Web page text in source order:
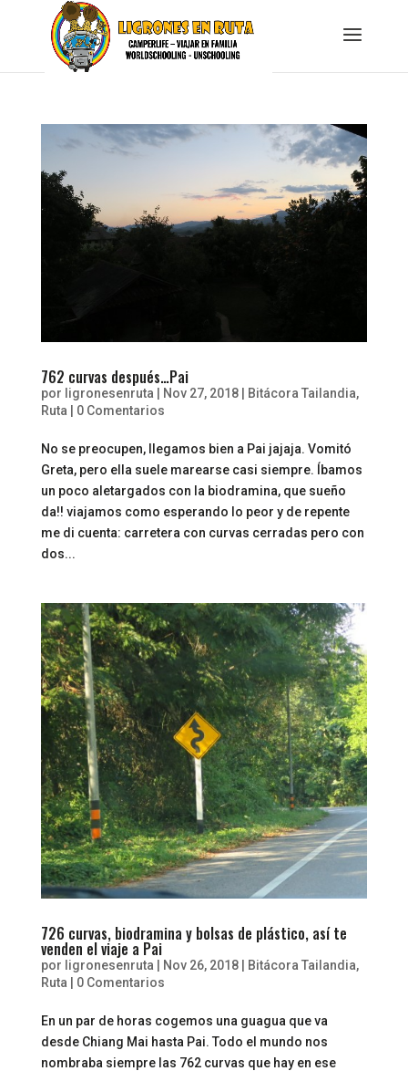
762 curvas después…Pai
por ligronesenruta Nov 27, 2018| Bitácora Tailandia,
Ruta
0 Comentarios
No se preocupen, llegamos bien a Pai jajaja. Vomitó
Greta, pero ella suele marearse casi siempre. Íbamos
un poco aletargados con la biodramina, que sueño
da!! viajamos como esperando lo peor y de repente
me di cuenta: carretera con curvas cerradas pero con
dos...
726 curvas, biodramina y bolsas de plástico, así te
venden el viaje a Pai
por ligronesenruta Nov 26, 2018| Bitácora Tailandia,
Ruta
0 Comentarios
En un par de horas cogemos una guagua que va
desde Chiang Mai hasta Pai. Todo el mundo nos
nombraba siempre las 762 curvas que hay en ese